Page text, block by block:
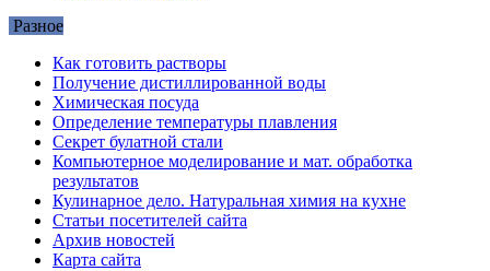
Разное
Как готовить растворы
Получение дистиллированной воды
Химическая посуда
Определение температуры плавления
Секрет булатной стали
Компьютерное моделирование и мат. обработка
результатов
Кулинарное дело. Натуральная химия на кухне
Статьи посетителей сайта
Архив новостей
Карта сайта